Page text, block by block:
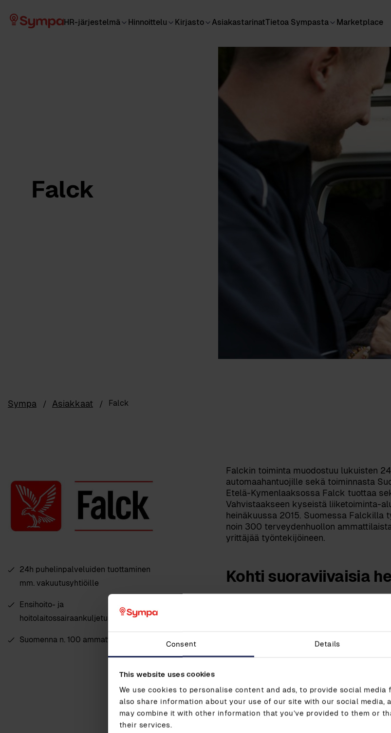
Consent Details
This website uses cookies
We use cookies to personalise content and ads, to provide social
also share information about your use of our site with our social media,
may combine it with other information that you’ve provided to them or
their services.
HR-järjestelmä Hinnoittelu Kirjasto AsiakastarinatTietoa Sympasta Marketplace
Falck
Sympa Asiakkaat Falck
24h puhelinpalveluiden tuottaminen
mm. vakuutusyhtiöille
Ensihoito- ja
hoitolaitossairaankuljetuspalvelut
Suomenna n. 100 ammattilaista
Falckin toiminta muodostuu lukuisten
automaahantuojille sekä toiminnasta
Etelä-Kymenlaaksossa Falck tuottaa
Vahvistaakseen kyseistä liiketoiminta-
heinäkuussa 2015. Suomessa Falckilla
noin 300 terveydenhuollon
yrittäjää työntekijöineen.
Kohti suoraviivaisia
Falck Oy ja Integrata ovat
Prosessimuotoilun keinoin on löydetty
Prosessien tueksi Integrata on
rekrytoinnissa, työsuhde- ja
"Prosessien
suoraviivaistuneet ja
parantunut"
Lisäksi Sympaan kirjattuja tietoja